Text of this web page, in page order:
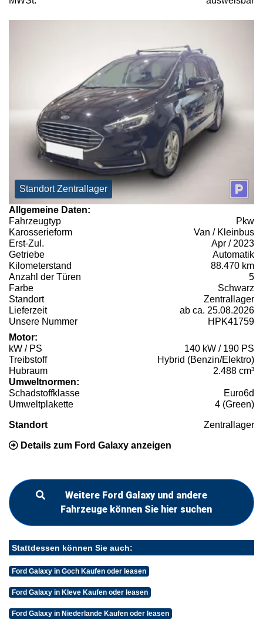
Standort Zentrallager
Allgemeine Daten:
Fahrzeugtyp
Pkw
Karosserieform
Van / Kleinbus
Erst-Zul.
Apr / 2023
Getriebe
Automatik
Kilometerstand
88.470 km
Anzahl der Türen
5
Farbe
Schwarz
Standort
Zentrallager
Lieferzeit
ab ca. 25.08.2026
Unsere Nummer
HPK41759
Motor:
kW / PS
140 kW / 190 PS
Treibstoff
Hybrid (Benzin/Elektro)
Hubraum
2.488 cm³
Umweltnormen:
Schadstoffklasse
Euro6d
Umweltplakette
4 (Green)
Standort Zentrallager
Details zum Ford Galaxy anzeigen
Weitere Ford Galaxy und andere
Fahrzeuge können Sie hier suchen
Stattdessen können Sie auch:
Ford Galaxy in Goch Kaufen oder leasen
Ford Galaxy in Kleve Kaufen oder leasen
Ford Galaxy in Niederlande Kaufen oder leasen